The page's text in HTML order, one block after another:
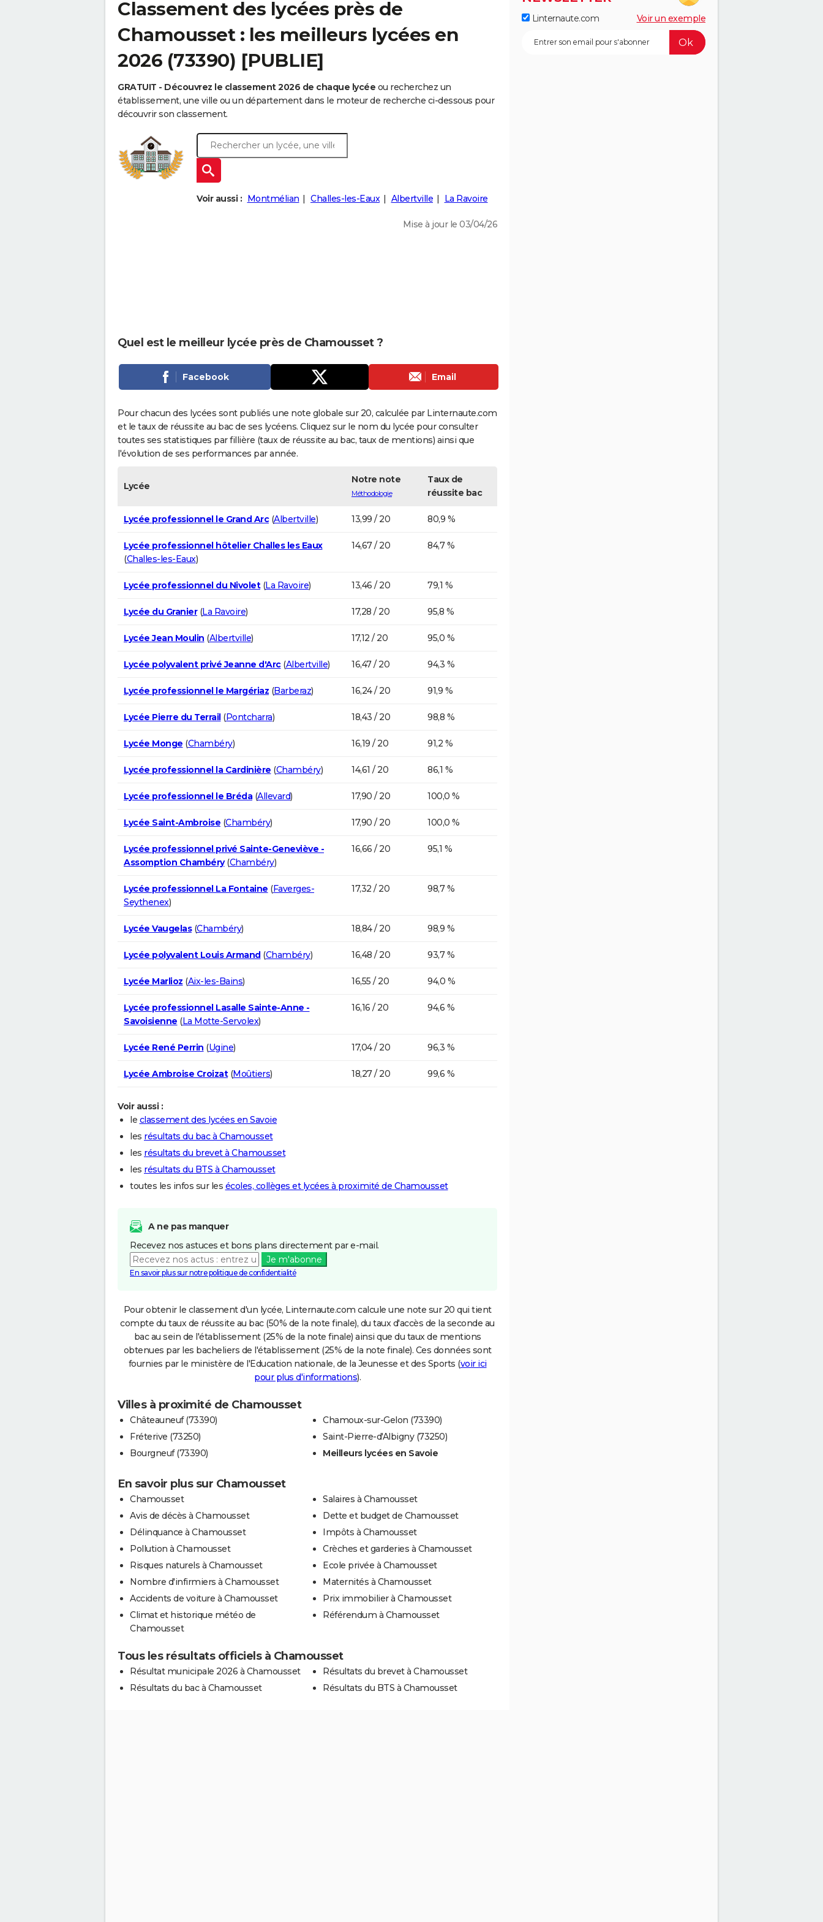
Classement des lycées près de
Chamousset : les meilleurs lycées en
2026 (73390) [PUBLIE]
GRATUIT - Découvrez le classement 2026 de chaque lycée ou recherchez un
établissement, une ville ou un département dans le moteur de recherche ci-dessous pour
découvrir son classement.
Voir aussi : Montmélian Challes-les-Eaux Albertville La Ravoire
Mise à jour le 03/04/26
Quel est le meilleur lycée près de Chamousset ?
Facebook Email
Pour chacun des lycées sont publiés une note globale sur 20, calculée par Linternaute.com
et le taux de réussite au bac de ses lycéens. Cliquez sur le nom du lycée pour consulter
toutes ses statistiques par fillière (taux de réussite au bac, taux de mentions) ainsi que
l'évolution de ses performances par année.
Lycée
Notre note
Méthodologie
Taux de
réussite bac
Lycée professionnel le Grand Arc(Albertville) 13,99 / 20 80,9 %
Lycée professionnel hôtelier Challes les Eaux
(Challes-les-Eaux)
14,67 / 20 84,7 %
Lycée professionnel du Nivolet(La Ravoire) 13,46 / 20 79,1 %
Lycée du Granier(La Ravoire) 17,28 / 20 95,8 %
Lycée Jean Moulin (Albertville) 17,12 / 20 95,0 %
Lycée polyvalent privé Jeanne d'Arc(Albertville) 16,47 / 20 94,3 %
Lycée professionnel le Margériaz (Barberaz) 16,24 / 20 91,9 %
Lycée Pierre du Terrail(Pontcharra) 18,43 / 20 98,8 %
Lycée Monge (Chambéry) 16,19 / 20 91,2 %
Lycée professionnel la Cardinière (Chambéry) 14,61 / 20 86,1 %
Lycée professionnel le Bréda(Allevard) 17,90 / 20 100,0 %
Lycée Saint-Ambroise (Chambéry) 17,90 / 20 100,0 %
Lycée professionnel privé Sainte-Geneviève -
Assomption Chambéry(Chambéry)
16,66 / 20 95,1 %
Lycée professionnel La Fontaine (Faverges-
Seythenex)
17,32 / 20 98,7 %
Lycée Vaugelas(Chambéry) 18,84 / 20 98,9 %
Lycée polyvalent Louis Armand(Chambéry) 16,48 / 20 93,7 %
Lycée Marlioz (Aix-les-Bains) 16,55 / 20 94,0 %
Lycée professionnel Lasalle Sainte-Anne -
Savoisienne (La Motte-Servolex)
16,16 / 20 94,6 %
Lycée René Perrin (Ugine) 17,04 / 20 96,3 %
Lycée Ambroise Croizat(Moûtiers) 18,27 / 20 99,6 %
Voir aussi :
le classement des lycées en Savoie
les résultats du bac à Chamousset
les résultats du brevet à Chamousset
les résultats du BTS à Chamousset
toutes les infos sur les écoles, collèges et lycées à proximité de Chamousset
A ne pas manquer
Recevez nos astuces et bons plans directement par e-mail.
Je m'abonne
En savoir plus sur notre politique de confidentialité
Pour obtenir le classement d'un lycée, Linternaute.com calcule une note sur 20 qui tient
compte du taux de réussite au bac (50% de la note finale), du taux d'accès de la seconde au
bac au sein de l'établissement (25% de la note finale) ainsi que du taux de mentions
obtenues par les bacheliers de l'établissement (25% de la note finale). Ces données sont
fournies par le ministère de l'Education nationale, de la Jeunesse et des Sports (voir ici
pour plus d'informations).
Villes à proximité de Chamousset
Châteauneuf (73390)
Fréterive (73250)
Bourgneuf (73390)
Chamoux-sur-Gelon (73390)
Saint-Pierre-d'Albigny (73250)
Meilleurs lycées en Savoie
En savoir plus sur Chamousset
Chamousset
Avis de décès à Chamousset
Délinquance à Chamousset
Pollution à Chamousset
Risques naturels à Chamousset
Nombre d'infirmiers à Chamousset
Accidents de voiture à Chamousset
Climat et historique météo de
Chamousset
Salaires à Chamousset
Dette et budget de Chamousset
Impôts à Chamousset
Crèches et garderies à Chamousset
Ecole privée à Chamousset
Maternités à Chamousset
Prix immobilier à Chamousset
Référendum à Chamousset
Tous les résultats officiels à Chamousset
Résultat municipale 2026 à Chamousset
Résultats du bac à Chamousset
Résultats du brevet à Chamousset
Résultats du BTS à Chamousset
Linternaute.com Voir un exemple